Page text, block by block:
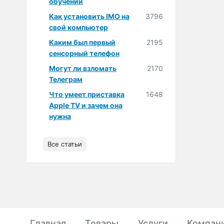
Как установить IMO на
свой компьютер
3796
Каким был первый
сенсорный телефон
2195
Могут ли взломать
Телеграм
2170
Что умеет приставка
Apple TV и зачем она
нужна
1648
Все статьи